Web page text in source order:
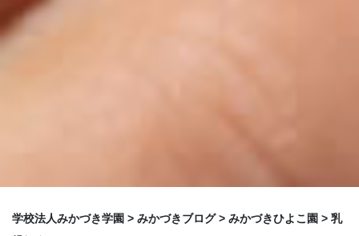
学校法人みかづき学園 > みかづきブログ> みかづきひよこ園 > 乳